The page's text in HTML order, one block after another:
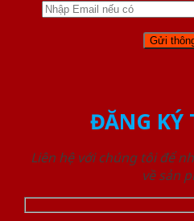
ĐĂNG KÝ
Liên hệ với chúng tôi để
về sản